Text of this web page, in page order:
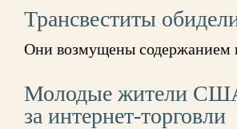
Трансвеститы
Они возмущены содержанием
Молодые жители США
за интернет-торговли